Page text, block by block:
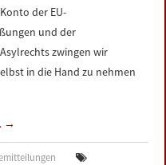
der EU-
und der
zwingen wir
in die Hand zu nehmen
→